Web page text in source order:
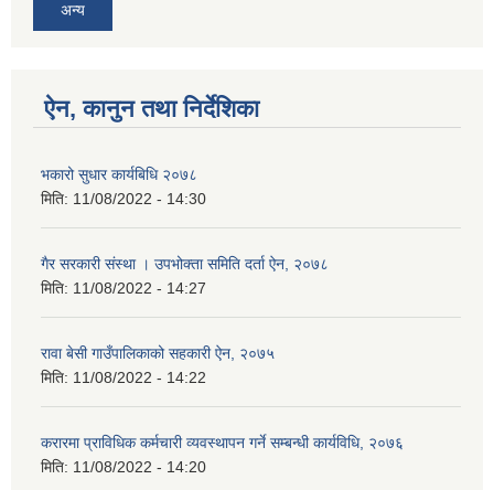
अन्य
ऐन, कानुन तथा निर्देशिका
भकारो सुधार कार्यबिधि २०७८
मिति: 11/08/2022 - 14:30
गैर सरकारी संस्था । उपभोक्ता समिति दर्ता ऐन, २०७८
मिति: 11/08/2022 - 14:27
रावा बेसी गाउँपालिकाको सहकारी ऐन, २०७५
मिति: 11/08/2022 - 14:22
करारमा प्राविधिक कर्मचारी व्यवस्थापन गर्ने सम्बन्धी कार्यविधि, २०७६
मिति: 11/08/2022 - 14:20